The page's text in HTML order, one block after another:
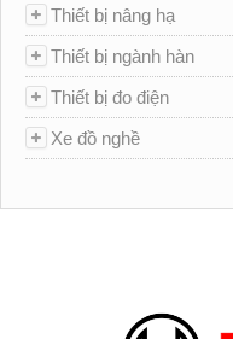
Thiết bị nâng hạ
Thiết bị ngành hàn
Thiết bị đo điện
Xe đồ nghề